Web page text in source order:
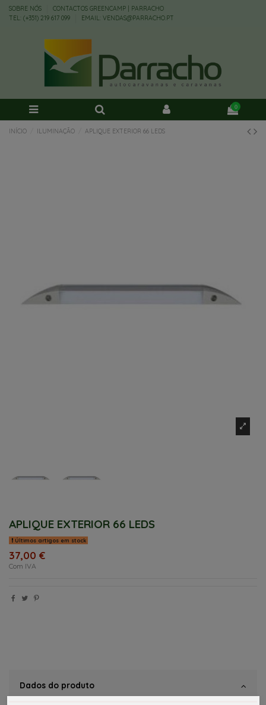
SOBRE NÓS
CONTACTOS GREENCAMP | PARRACHO
TEL: (+351) 219 617 099
EMAIL: VENDAS@PARRACHO.PT
0
INÍCIO ILUMINAÇÃO APLIQUE EXTERIOR 66 LEDS
APLIQUE EXTERIOR 66 LEDS
Últimos artigos em stock
37,00 €
Com IVA
Dados do produto